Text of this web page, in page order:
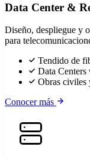
Data Center &
Diseño, despliegue y
para
Tendido de
Data Centers
Obras
Conocer más